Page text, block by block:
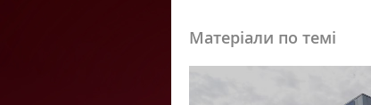
Матеріали по темі